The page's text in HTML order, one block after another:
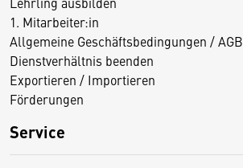
1. Mitarbeiter:in
Allgemeine Geschäftsbedingungen / AGB
Dienstverhältnis beenden
Exportieren / Importieren
Förderungen
Service